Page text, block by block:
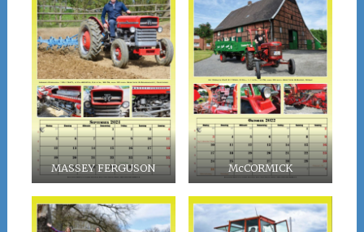
MASSEY FERGUSON McCORMICK